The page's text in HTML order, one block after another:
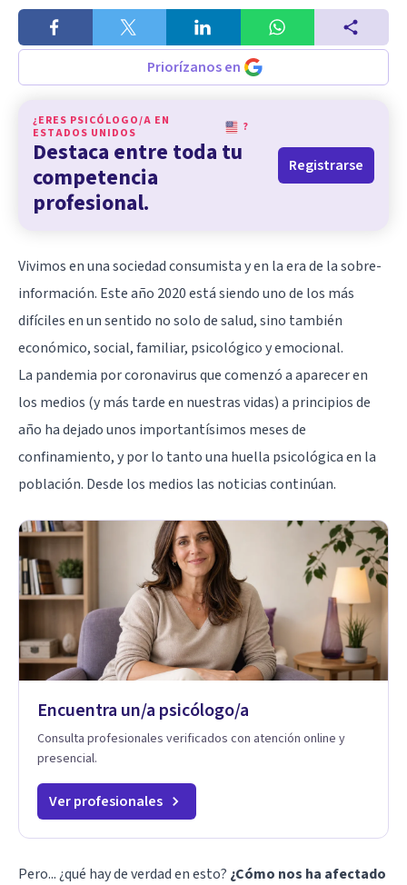
Priorízanos en
¿ERES PSICÓLOGO/A EN
ESTADOS UNIDOS
?
Destaca entre toda tu
competencia
profesional.
Registrarse
Vivimos en una sociedad consumista y en la era de la sobre-
información. Este año 2020 está siendo uno de los más
difíciles en un sentido no solo de salud, sino también
económico, social, familiar, psicológico y emocional.
La pandemia por coronavirus que comenzó a aparecer en
los medios (y más tarde en nuestras vidas) a principios de
año ha dejado unos importantísimos meses de
confinamiento, y por lo tanto una huella psicológica en la
población. Desde los medios las noticias continúan.
Encuentra un/a psicólogo/a
Consulta profesionales verificados con atención online y
presencial.
Ver profesionales
Pero... ¿qué hay de verdad en esto? ¿Cómo nos ha afectado